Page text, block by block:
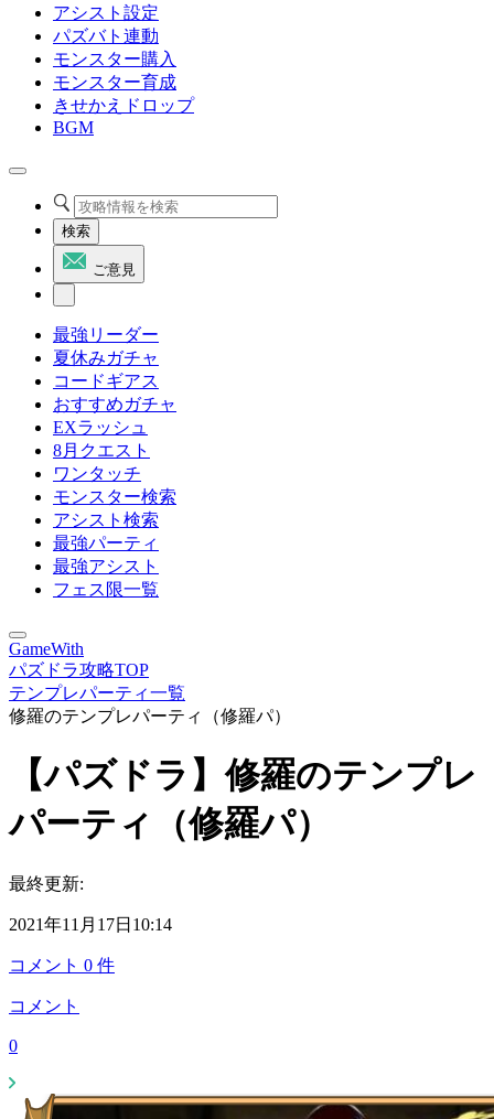
アシスト設定
パズバト連動
モンスター購入
モンスター育成
きせかえドロップ
BGM
検索
ご意見
最強リーダー
夏休みガチャ
コードギアス
おすすめガチャ
EXラッシュ
8月クエスト
ワンタッチ
モンスター検索
アシスト検索
最強パーティ
最強アシスト
フェス限一覧
GameWith
パズドラ攻略TOP
テンプレパーティ一覧
修羅のテンプレパーティ（修羅パ）
【パズドラ】修羅のテンプレ
パーティ（修羅パ）
最終更新:
2021年11月17日10:14
コメント 0 件
コメント
0